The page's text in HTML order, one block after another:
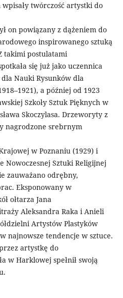
twórczość artystki do
on powiązany z dążeniem do
inspirowanego sztuką
takimi postulatami
się już jako uczennica
Nauki Rysunków dla
a później od 1923
Szkoły Sztuk Pięknych w
Skoczylasa. Drzeworyty z
nagrodzone srebrnym
w Poznaniu (1929) i
Nowoczesnej Sztuki Religijnej
zauważano odrębny,
Eksponowany w
ołtarza Jana
Aleksandra Raka i Anieli
Artystów Plastyków
najnowsze tendencje w sztuce.
artystkę do
w Harklowej spełnił swoją